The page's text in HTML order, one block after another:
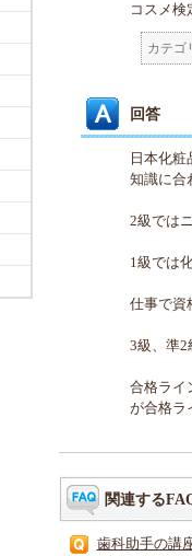
コスメ検
カテゴ
回答
日本化
知識に合
2級では
1級では
仕事で資
3級、準2
合格ライ
が合格ラ
関連する
歯科助手の講